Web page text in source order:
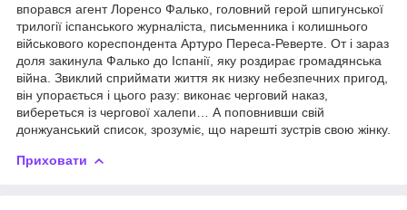
впорався агент Лоренсо Фалько, головний герой шпигунської
трилогії іспанського журналіста, письменника і колишнього
військового кореспондента Артуро Переса-Реверте. От і зараз
доля закинула Фалько до Іспанії, яку роздирає громадянська
війна. Звиклий сприймати життя як низку небезпечних пригод,
він упорається і цього разу: виконає черговий наказ,
вибереться із чергової халепи… А поповнивши свій
донжуанський список, зрозуміє, що нарешті зустрів свою жінку.
Приховати